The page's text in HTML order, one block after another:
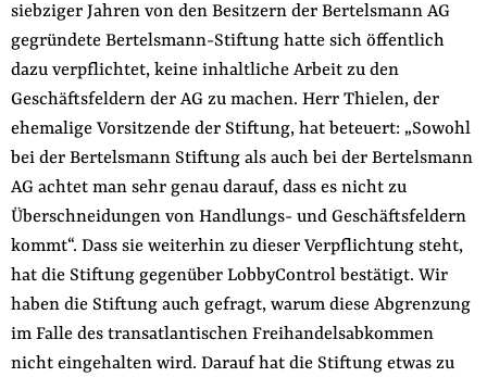
siebziger Jahren von den Besitzern der Bertelsmann AG
gegründete Bertelsmann-Stiftung hatte sich öffentlich
dazu verpflichtet, keine inhaltliche Arbeit zu den
Geschäftsfeldern der AG zu machen. Herr Thielen, der
ehemalige Vorsitzende der Stiftung, hat beteuert: „Sowohl
bei der Bertelsmann Stiftung als auch bei der Bertelsmann
AG achtet man sehr genau darauf, dass es nicht zu
Überschneidungen von Handlungs- und Geschäftsfeldern
kommt“. Dass sie weiterhin zu dieser Verpflichtung steht,
hat die Stiftung gegenüber LobbyControl bestätigt. Wir
haben die Stiftung auch gefragt, warum diese Abgrenzung
im Falle des transatlantischen Freihandelsabkommen
nicht eingehalten wird. Darauf hat die Stiftung etwas zu